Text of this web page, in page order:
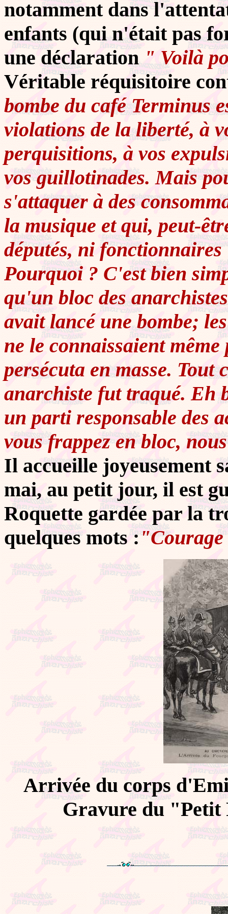
notamment dans
enfants (qui n'était pas
une déclaration" Voilà
Véritable réquisitoire
bombe du café Terminus
violations de la liberté, à
perquisitions, à vos
vos guillotinades. Mais
s'attaquer à des
la musique et qui, peut-
députés, ni fonctionnaires
Pourquoi ? C'est bien
qu'un bloc des
avait lancé une bombe;
ne le connaissaient
persécuta en masse.
anarchiste fut traqué. Eh
un parti responsable des
vous frappez en bloc,
Il accueille joyeusement
mai, au petit jour, il est
Roquette gardée par la
quelques mots :"Courage
Arrivée du corps
Gravure du "Petit